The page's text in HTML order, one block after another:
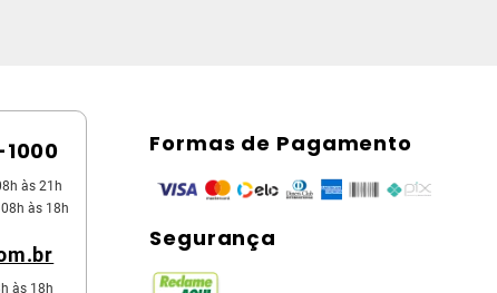
às 21h
às 18h
às 18h
Formas de Pagamento
Segurança